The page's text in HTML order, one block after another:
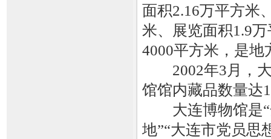
面积2.16万平方米
米、展览面积1.9
4000平方米，是
2002年3月，大
馆馆内藏品数量达
大连博物馆是“
地”“大连市党员思